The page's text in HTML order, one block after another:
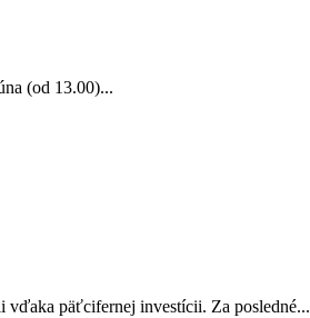
(od 13.00)...
päťcifernej investícii. Za posledné...